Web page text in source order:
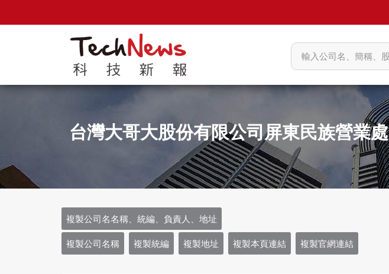
台灣大哥大股份有限公司屏東民族營業處
複製公司名名稱、統編、負責人、地址
複製公司名稱 複製統編 複製地址 複製本頁連結 複製官網連結